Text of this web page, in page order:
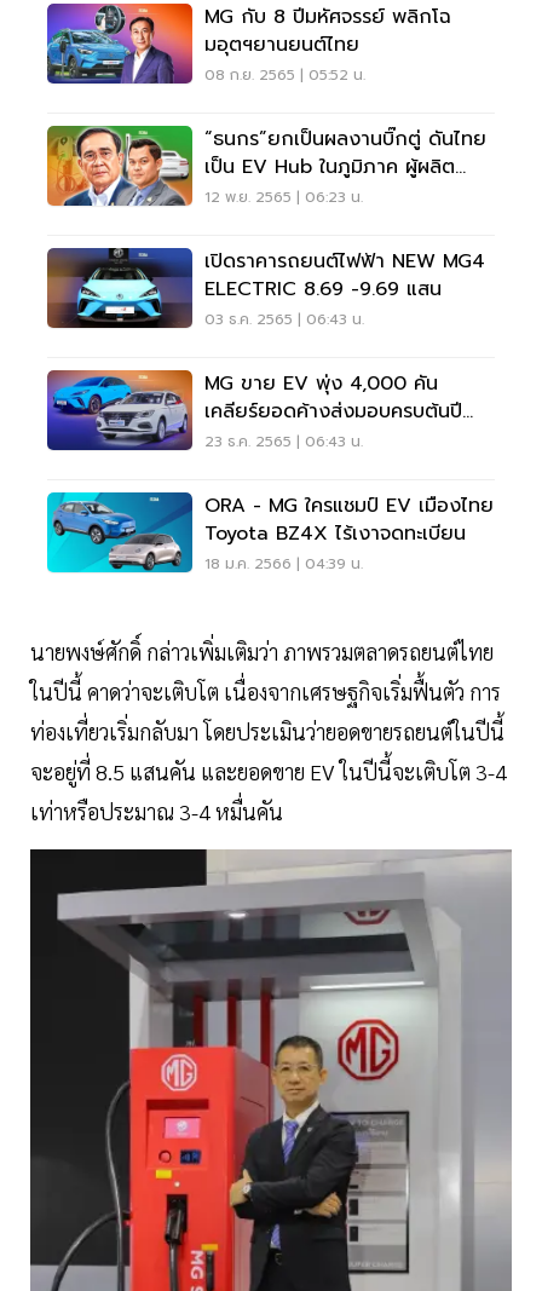
MG กับ 8 ปีมหัศจรรย์ พลิกโฉ
มอุตฯยานยนต์ไทย
08 ก.ย. 2565 | 05:52 น.
“ธนกร”ยกเป็นผลงานบิ๊กตู่ ดันไทย
เป็น EV Hub ในภูมิภาค ผู้ผลิต
พาเหรดลงทุน
12 พ.ย. 2565 | 06:23 น.
เปิดราคารถยนต์ไฟฟ้า NEW MG4
ELECTRIC 8.69 -9.69 แสน
03 ธ.ค. 2565 | 06:43 น.
MG ขาย EV พุ่ง 4,000 คัน
เคลียร์ยอดค้างส่งมอบครบต้นปี
2566
23 ธ.ค. 2565 | 06:43 น.
ORA - MG ใครแชมป์ EV เมืองไทย
Toyota BZ4X ไร้เงาจดทะเบียน
18 ม.ค. 2566 | 04:39 น.
นายพงษ์ศักดิ์ กล่าวเพิ่มเติมว่า ภาพรวมตลาดรถยนต์ไทย
ในปีนี้ คาดว่าจะเติบโต เนื่องจากเศรษฐกิจเริ่มฟื้นตัว การ
ท่องเที่ยวเริ่มกลับมา โดยประเมินว่ายอดขายรถยนต์ในปีนี้
จะอยู่ที่ 8.5 แสนคัน และยอดขาย EV ในปีนี้จะเติบโต 3-4
เท่าหรือประมาณ 3-4 หมื่นคัน